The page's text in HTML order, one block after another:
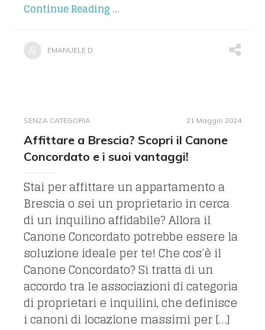
Continue Reading ...
EMANUELE D.
SENZA CATEGORIA 21 Maggio 2024
Affittare a Brescia? Scopri il Canone
Concordato e i suoi vantaggi!
Stai per affittare un appartamento a
Brescia o sei un proprietario in cerca
di un inquilino affidabile? Allora il
Canone Concordato potrebbe essere la
soluzione ideale per te! Che cos’è il
Canone Concordato? Si tratta di un
accordo tra le associazioni di categoria
di proprietari e inquilini, che definisce
i canoni di locazione massimi per […]